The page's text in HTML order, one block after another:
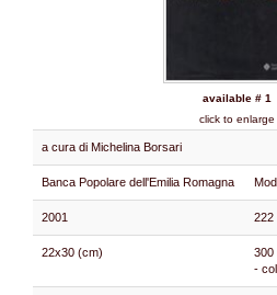
available # 1
click to enlarge
a cura di Michelina Borsari
Banca Popolare dell'Emilia Romagna
2001 222
22x30 (cm)
300
-